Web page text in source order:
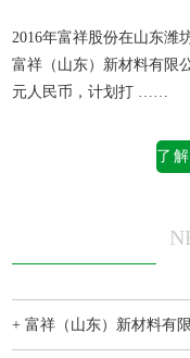
2016年富祥股份在山东潍
富祥（山东）新材料有限
元人民币，计划打 ……
了
+ 富祥（山东）新材料有